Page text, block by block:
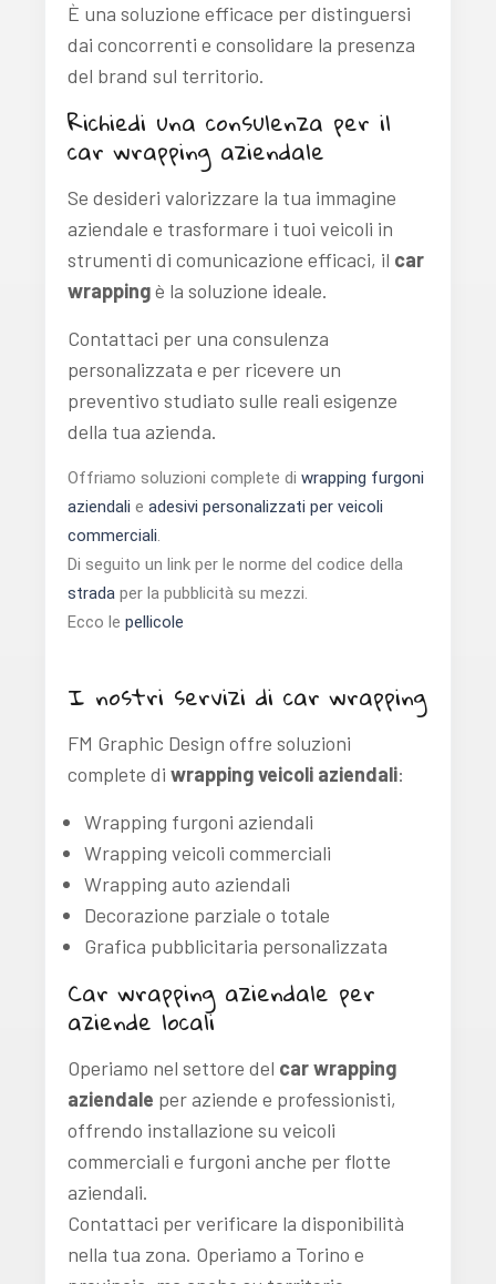
È una soluzione efficace per distinguersi
dai concorrenti e consolidare la presenza
del brand sul territorio.
Richiedi una consulenza per il
car wrapping aziendale
Se desideri valorizzare la tua immagine
aziendale e trasformare i tuoi veicoli in
strumenti di comunicazione efficaci, il car
wrappingè la soluzione ideale.
Contattaci per una consulenza
personalizzata e per ricevere un
preventivo studiato sulle reali esigenze
della tua azienda.
Offriamo soluzioni complete di wrapping furgoni
aziendali e adesivi personalizzati per veicoli
commerciali.
Di seguito un link per le norme del codice della
strada per la pubblicità su mezzi.
Ecco le pellicole
I nostri servizi di car wrapping
FM Graphic Design offre soluzioni
complete di wrapping veicoli aziendali:
Wrapping furgoni aziendali
Wrapping veicoli commerciali
Wrapping auto aziendali
Decorazione parziale o totale
Grafica pubblicitaria personalizzata
Car wrapping aziendale per
aziende locali
Operiamo nel settore del car wrapping
aziendale per aziende e professionisti,
offrendo installazione su veicoli
commerciali e furgoni anche per flotte
aziendali.
Contattaci per verificare la disponibilità
nella tua zona. Operiamo a Torino e